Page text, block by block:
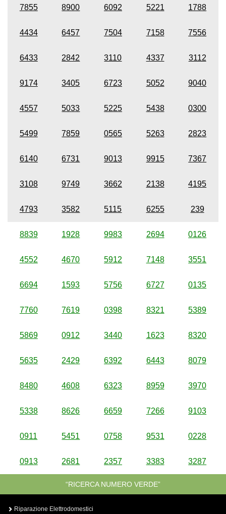
7855 8900 6092 5221 1788
4434 6457 7504 7158 7556
6433 2842 3110 4337 3112
9174 3405 6723 5052 9040
4557 5033 5225 5438 0300
5499 7859 0565 5263 2823
6140 6731 9013 9915 7367
3108 9749 3662 2138 4195
4793 3582 5115 6255 239
8839 1928 9983 2694 0126
4552 4670 5912 7148 3551
6694 1593 5756 6727 0135
7760 7619 0398 8321 5389
5869 0912 3440 1623 8320
5635 2429 6392 6443 8079
8480 4608 6323 8959 3970
5338 8626 6659 7266 9103
0911 5451 0758 9531 0228
0913 2681 2357 3383 3287
“RICERCA NUMERO VERDE”
Riparazione Elettrodomestici